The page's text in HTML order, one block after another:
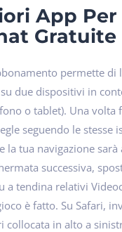
App Per
Gratuite
permette di
due dispositivi in
o tablet). Una volta
seguendo le stesse
la tua navigazione
successiva,
a tendina relativi
è fatto. Su Safari,
collocata in alto a